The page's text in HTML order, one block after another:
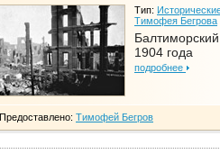
Тип:
Тимофея Бегрова
1904 года
подробнее
Предоставлено: Тимофей Бегров